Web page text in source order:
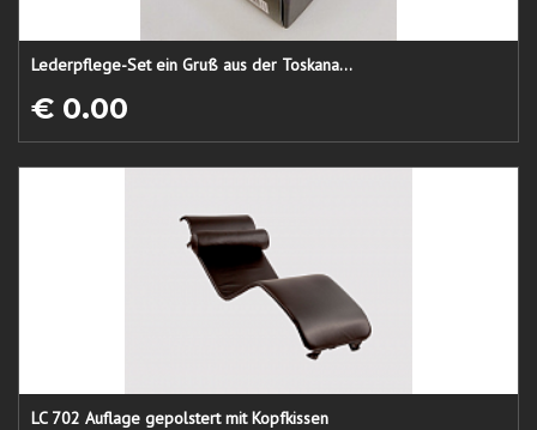
Lederpflege-Set ein Gruß aus der Toskana...
€ 0.00
LC 702 Auflage gepolstert mit Kopfkissen